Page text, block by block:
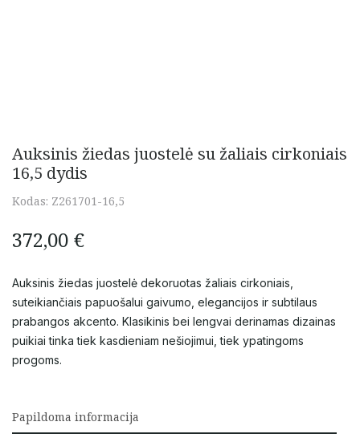
Auksinis žiedas juostelė su žaliais cirkoniais
16,5 dydis
Kodas: Z261701-16,5
372,00 €
Auksinis žiedas juostelė dekoruotas žaliais cirkoniais,
suteikiančiais papuošalui gaivumo, elegancijos ir subtilaus
prabangos akcento. Klasikinis bei lengvai derinamas dizainas
puikiai tinka tiek kasdieniam nešiojimui, tiek ypatingoms
progoms.
Papildoma informacija